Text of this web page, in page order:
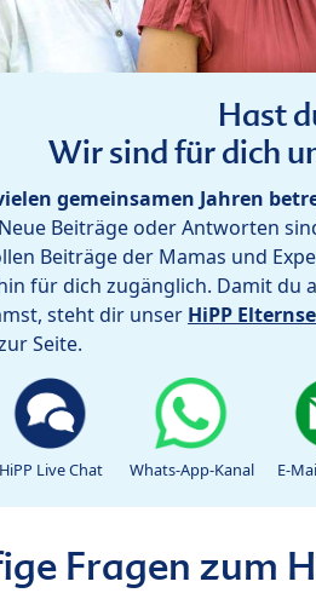
Hast
Wir sind für dich
gemeinsamen Jahren
Neue Beiträge oder Antworten
Beiträge der Mamas und
für dich zugänglich. Damit du
steht dir unser HiPP
Seite.
HiPP Live Chat Whats-App-Kanal E-
Fragen zum